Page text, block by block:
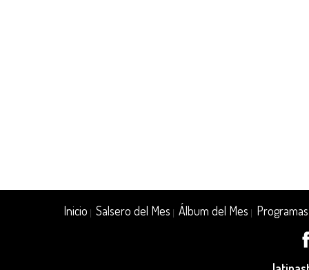
Inicio |Salsero del Mes |Álbum del Mes Programas